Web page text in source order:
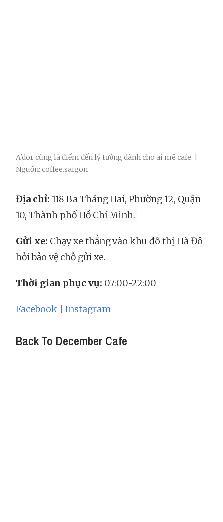
A'dor cũng là điểm đến lý tưởng dành cho ai mê cafe. |
Nguồn: coffee.saigon
Địa chỉ: 118 Ba Tháng Hai, Phường 12, Quận
10, Thành phố Hồ Chí Minh.
Gửi xe: Chạy xe thẳng vào khu đô thị Hà Đô
hỏi bảo vệ chỗ gửi xe.
Thời gian phục vụ: 07:00-22:00
Facebook Instagram
Back To December Cafe